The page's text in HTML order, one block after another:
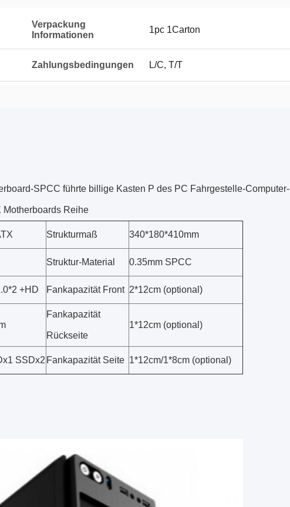
Verpackung
Informationen
1pc 1Carton
Zahlungsbedingungen L/C, T/T
SPCC führte billige Kasten P des PC Fahrgestelle-Computer-
Motherboards Reihe
Strukturmaß 340*180*410mm
Struktur-Material 0.35mm SPCC
+HD Fankapazität Front 2*12cm (optional)
Fankapazität
Rückseite
1*12cm (optional)
SSDx2 Fankapazität Seite 1*12cm/1*8cm (optional)